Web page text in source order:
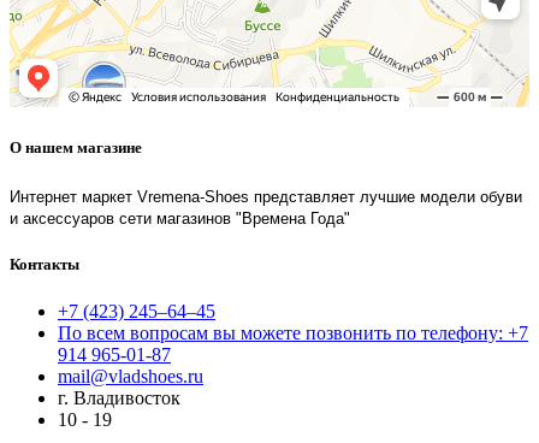
О нашем магазине
Интернет маркет Vremena-Shoes представляет лучшие модели обуви
и аксессуаров сети магазинов "Времена Года"
Контакты
+7 (423) 245–64–45
По всем вопросам вы можете позвонить по телефону: +7
914 965-01-87
mail@vladshoes.ru
г. Владивосток
10 - 19